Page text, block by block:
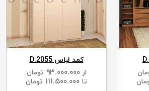
کمد لباس D.2055
از ۹۳.۰۰۰.۰۰۰
تومان
تا
تومان